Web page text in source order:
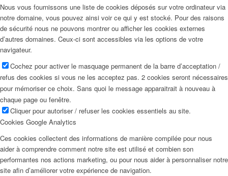
Nous vous fournissons une liste de cookies déposés sur votre ordinateur via
notre domaine, vous pouvez ainsi voir ce qui y est stocké. Pour des raisons
de sécurité nous ne pouvons montrer ou afficher les cookies externes
d’autres domaines. Ceux-ci sont accessibles via les options de votre
navigateur.
Cochez pour activer le masquage permanent de la barre d’acceptation /
refus des cookies si vous ne les acceptez pas. 2 cookies seront nécessaires
pour mémoriser ce choix. Sans quoi le message apparaitrait à nouveau à
chaque page ou fenêtre.
Cliquer pour autoriser / refuser les cookies essentiels au site.
Cookies Google Analytics
Ces cookies collectent des informations de manière compilée pour nous
aider à comprendre comment notre site est utilisé et combien son
performantes nos actions marketing, ou pour nous aider à personnaliser notre
site afin d’améliorer votre expérience de navigation.